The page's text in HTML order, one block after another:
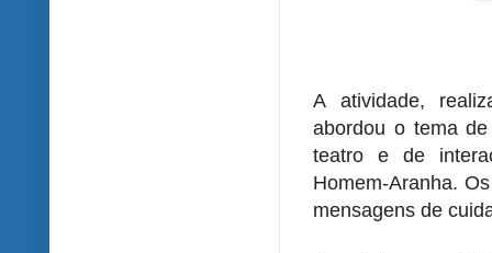
A atividade,
abordou o tema
teatro e de
Homem-Aranha.
mensagens de